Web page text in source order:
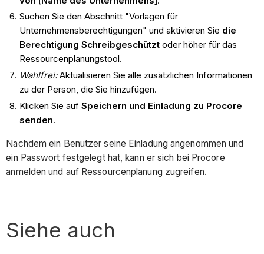
Suchen Sie den Abschnitt "Vorlagen für
Unternehmensberechtigungen" und aktivieren Sie die
Berechtigung Schreibgeschütztoder höher für das
Ressourcenplanungstool.
Wahlfrei:Aktualisieren Sie alle zusätzlichen Informationen
zu der Person, die Sie hinzufügen.
Klicken Sie auf Speichern und Einladung zu Procore
senden.
Nachdem ein Benutzer seine Einladung angenommen und
ein Passwort festgelegt hat, kann er sich bei Procore
anmelden und auf Ressourcenplanung zugreifen.
Siehe auch